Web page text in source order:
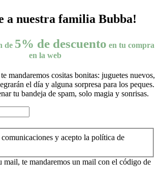
a nuestra familia Bubba!
de 5% de descuento en tu compra
en la web
mandaremos cositas bonitas: juguetes nuevos,
el día y alguna sorpresa para los peques.
tu bandeja de spam, solo magia y sonrisas.
y acepto la política de
mail, te mandaremos un mail con el código de